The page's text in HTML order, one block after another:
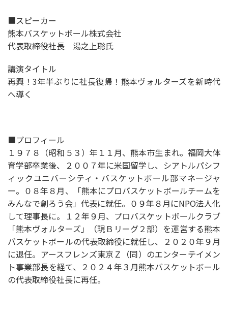
■スピーカー
熊本バスケットボール株式会社
代表取締役社長 湯之上聡氏
講演タイトル
再興！3年半ぶりに社長復帰！熊本ヴォルターズを新時代
へ導く
■プロフィール
１９７８（昭和５３）年１１月、熊本市生まれ。福岡大体
育学部卒業後、２００７年に米国留学し、シアトルパシフ
ィックユニバーシティ・バスケットボール部マネージャ
ー。０８年８月、「熊本にプロバスケットボールチームを
みんなで創ろう会」代表に就任。０９年８月にNPO法人化
して理事長に。１２年９月、プロバスケットボールクラブ
「熊本ヴォルターズ」（現Ｂリーグ２部）を運営する熊本
バスケットボールの代表取締役に就任し、２０２０年９月
に退任。アースフレンズ東京Ｚ（同）のエンターテイメン
ト事業部長を経て、２０２４年３月熊本バスケットボール
の代表取締役社長に再任。